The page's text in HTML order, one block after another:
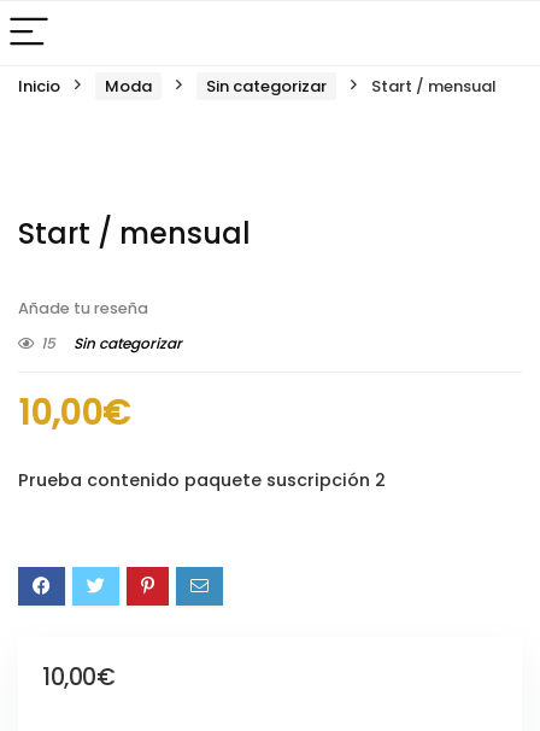
Inicio Moda Sin categorizar Start / mensual
Start / mensual
Añade tu reseña
15
Sin categorizar
10,00€
Prueba contenido paquete suscripción 2
10,00€